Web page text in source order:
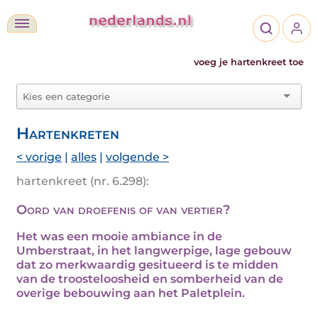
voeg je hartenkreet toe
Hartenkreten
< vorige | alles | volgende >
hartenkreet (nr. 6.298):
Oord van droefenis of van vertier?
Het was een mooie ambiance in de
Umberstraat, in het langwerpige, lage gebouw
dat zo merkwaardig gesitueerd is te midden
van de troosteloosheid en somberheid van de
overige bebouwing aan het Paletplein.